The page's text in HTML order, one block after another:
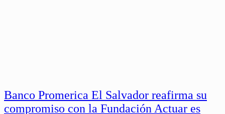
Banco Promerica El Salvador reafirma su
compromiso con la Fundación Actuar es